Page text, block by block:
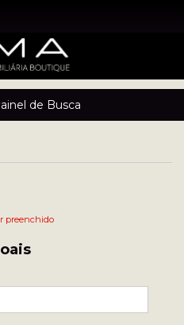
de Busca
preenchido